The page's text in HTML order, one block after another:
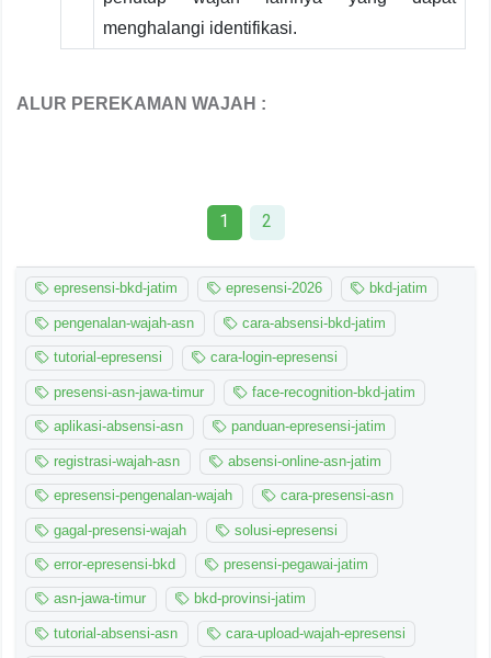
menghalangi identifikasi.
ALUR PEREKAMAN WAJAH :
1 2
epresensi-bkd-jatim epresensi-2026 bkd-jatim
pengenalan-wajah-asn cara-absensi-bkd-jatim
tutorial-epresensi cara-login-epresensi
presensi-asn-jawa-timur face-recognition-bkd-jatim
aplikasi-absensi-asn panduan-epresensi-jatim
registrasi-wajah-asn absensi-online-asn-jatim
epresensi-pengenalan-wajah cara-presensi-asn
gagal-presensi-wajah solusi-epresensi
error-epresensi-bkd presensi-pegawai-jatim
asn-jawa-timur bkd-provinsi-jatim
tutorial-absensi-asn cara-upload-wajah-epresensi